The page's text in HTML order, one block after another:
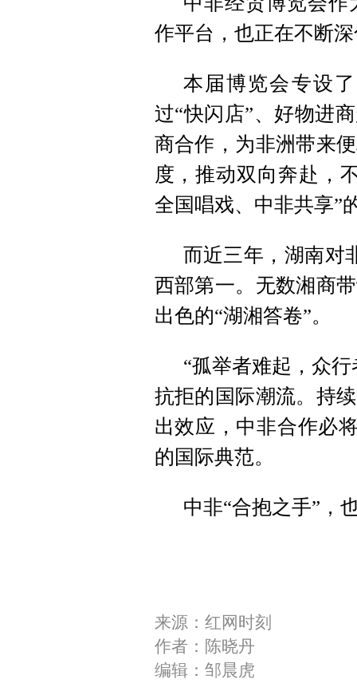
作平台，也正在不断
本届博览会专设
过“快闪店”、好物进
商合作，为非洲带来
度，推动双向奔赴，
全国唱戏、中非共享”
而近三年，湖南对
西部第一。无数湘商
出色的“湖湘答卷”。
“孤举者难起，众
抗拒的国际潮流。持
出效应，中非合作必
的国际典范。
中非“合抱之手”，
来源：红网时刻
作者：陈晓丹
编辑：邹晨虎